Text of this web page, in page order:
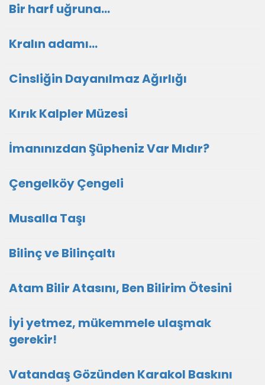
Bir harf uğruna...
Kralın adamı...
Cinsliğin Dayanılmaz Ağırlığı
Kırık Kalpler Müzesi
İmanınızdan Şüpheniz Var Mıdır?
Çengelköy Çengeli
Musalla Taşı
Bilinç ve Bilinçaltı
Atam Bilir Atasını, Ben Bilirim Ötesini
İyi yetmez, mükemmele ulaşmak
gerekir!
Vatandaş Gözünden Karakol Baskını